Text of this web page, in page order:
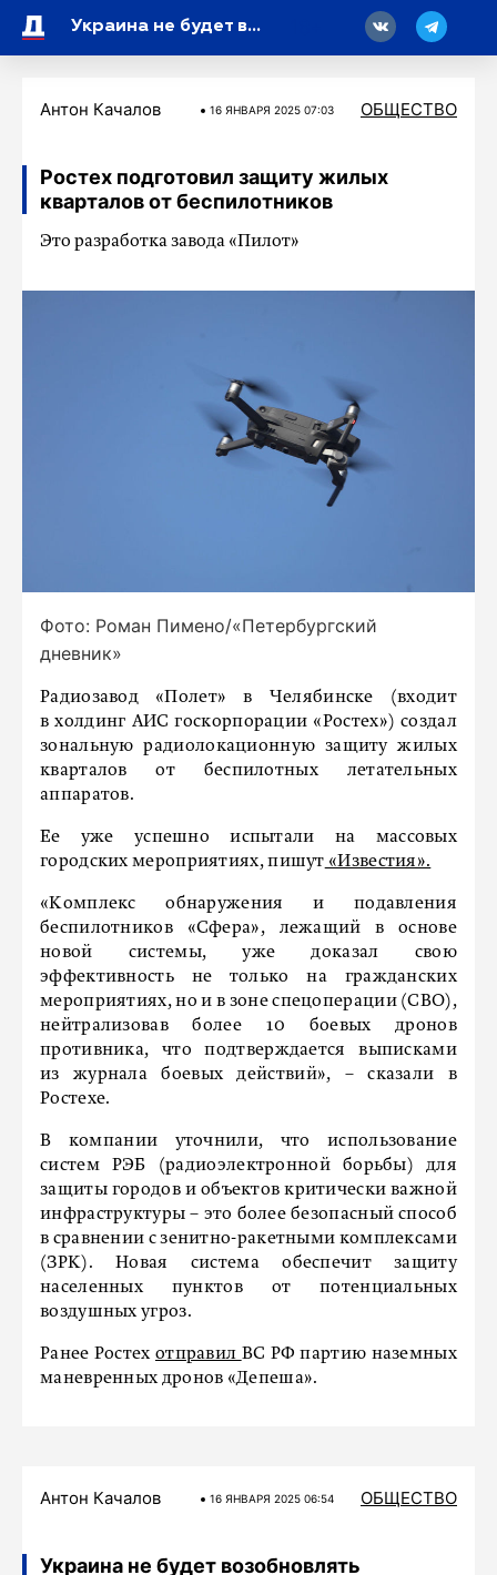
Украина не будет возобновлять транзит газа из России
Антон Качалов 16 ЯНВАРЯ 2025 07:03 ОБЩЕСТВО
Ростех подготовил защиту жилых
кварталов от беспилотников
Это разработка завода «Пилот»
Фото: Роман Пимено/«Петербургский
дневник»
Радиозавод «Полет» в Челябинске (входит
в холдинг АИС госкорпорации «Ростех») создал
зональную радиолокационную защиту жилых
кварталов от беспилотных летательных
аппаратов.
Ее уже успешно испытали на массовых
городских мероприятиях, пишут «Известия».
«Комплекс обнаружения и подавления
беспилотников «Сфера», лежащий в основе
новой системы, уже доказал свою
эффективность не только на гражданских
мероприятиях, но и в зоне спецоперации (СВО),
нейтрализовав более 10 боевых дронов
противника, что подтверждается выписками
из журнала боевых действий», – сказали в
Ростехе.
В компании уточнили, что использование
систем РЭБ (радиоэлектронной борьбы) для
защиты городов и объектов критически важной
инфраструктуры – это более безопасный способ
в сравнении с зенитно-ракетными комплексами
(ЗРК). Новая система обеспечит защиту
населенных пунктов от потенциальных
воздушных угроз.
Ранее Ростех отправил ВС РФ партию наземных
маневренных дронов «Депеша».
Антон Качалов 16 ЯНВАРЯ 2025 06:54 ОБЩЕСТВО
Украина не будет возобновлять